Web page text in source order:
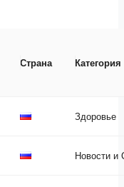
Страна Категория
Здоровье
Новости